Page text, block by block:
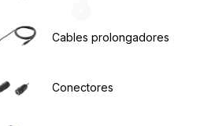
Cables prolongadores
Conectores